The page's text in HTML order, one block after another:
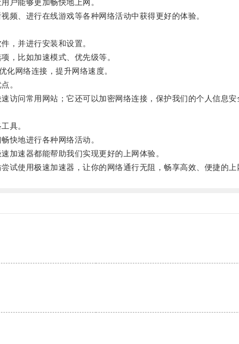
能够更加畅快地上网。
、进行在线游戏等各种网络活动中获得更好的体验。
并进行安装和设置。
比如加速模式、优先级等。
网络连接，提升网络速度。
。
问常用网站；它还可以加密网络连接，保护我们的个人信息安
具。
地进行各种网络活动。
速器都能帮助我们实现更好的上网体验。
使用极速加速器，让你的网络通行无阻，畅享高效、便捷的上